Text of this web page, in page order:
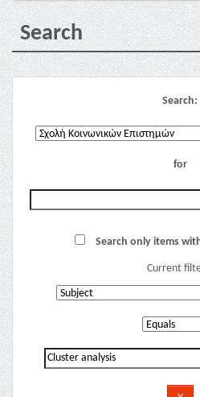
Search
Search:
for
Search only items
Current